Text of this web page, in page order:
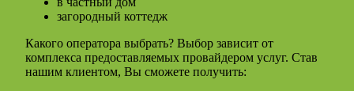
загородный коттедж
Какого оператора выбрать? Выбор зависит от
комплекса предоставляемых провайдером услуг. Став
нашим клиентом, Вы сможете получить: